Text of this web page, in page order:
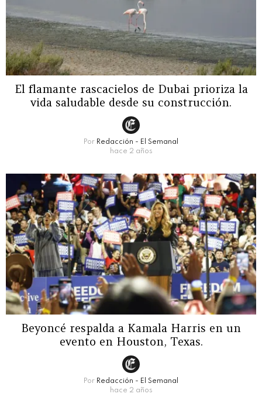
El flamante rascacielos de Dubai prioriza la
vida saludable desde su construcción.
Por Redacción - El Semanal
hace 2 años
Beyoncé respalda a Kamala Harris en un
evento en Houston, Texas.
Por Redacción - El Semanal
hace 2 años